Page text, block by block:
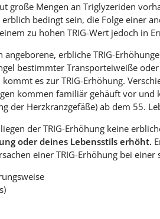
große Mengen an Triglyzeriden
bedingt sein, die Folge einer
zu hohen TRIG-Wert jedoch in
angeborene, erbliche TRIG-
bestimmter Transporteiweiße
kommt es zur TRIG-Erhöhung.
kommen familiär gehäuft vor
der Herzkranzgefäße) ab dem 55.
liegen der TRIG-Erhöhung keine
oder deines Lebensstils erhöht.
einer TRIG-Erhöhung bei